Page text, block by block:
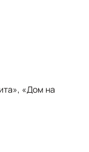
«Дом на